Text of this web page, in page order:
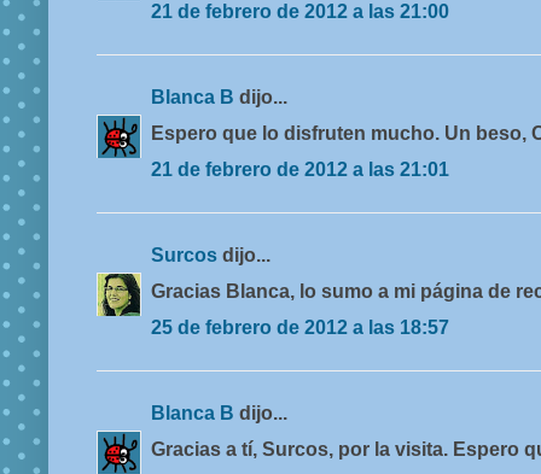
21 de febrero de 2012 a las 21:00
Blanca B dijo...
Espero que lo disfruten mucho. Un beso,
21 de febrero de 2012 a las 21:01
Surcos dijo...
Gracias Blanca, lo sumo a mi página de
25 de febrero de 2012 a las 18:57
Blanca B dijo...
Gracias a tí, Surcos, por la visita. Espero